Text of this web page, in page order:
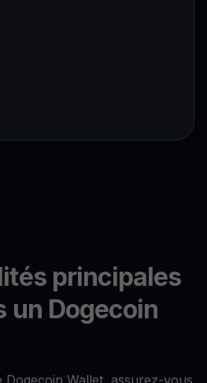
principales
un Dogecoin